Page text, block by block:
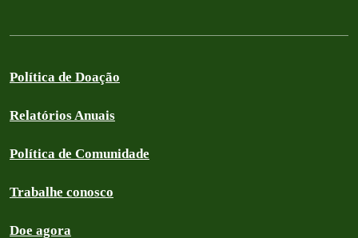
Política de Doação
Relatórios Anuais
Política de Comunidade
Trabalhe conosco
Doe agora